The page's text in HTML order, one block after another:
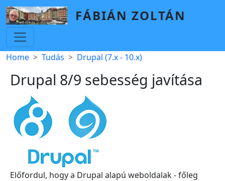
Skip to main content
FÁBIÁN ZOLTÁN
Breadcrumb
Home Tudás Drupal (7.x - 10.x)
Drupal 8/9 sebesség javítása
Előfordul, hogy a Drupal alapú weboldalak - főleg